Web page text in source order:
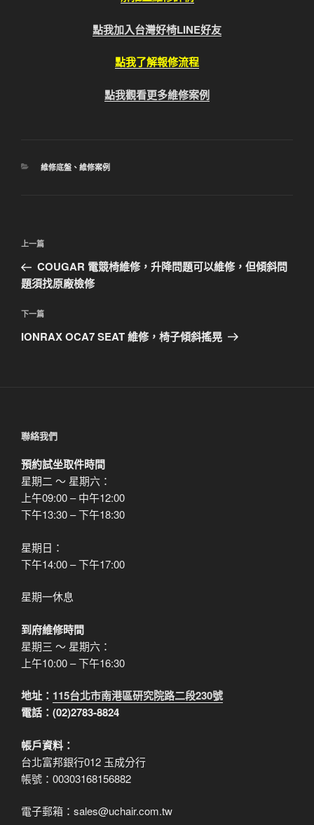
點我加入台灣好椅LINE好友
點我了解報修流程
點我觀看更多維修案例
分
維修底盤、 維修案例
文
導
覽
上
一
篇
章
上一篇
COUGAR 電競椅維修，升降問題可以維修，但傾斜問
題須找原廠檢修
下
一
下一篇
IONRAX OCA7 SEAT 維修，椅子傾斜搖晃
聯絡我們
預約試坐取件時間
星期二 ～ 星期六：
上午09:00 – 中午12:00
下午13:30 – 下午18:30
星期日：
下午14:00 – 下午17:00
星期一休息
到府維修時間
星期三 ～ 星期六：
上午10:00 – 下午16:30
地址： 115台北市南港區研究院路二段230號
電話：(02)2783-8824
帳戶資料：
台北富邦銀行012 玉成分行
帳號：00303168156882
電子郵箱：sales@uchair.com.tw